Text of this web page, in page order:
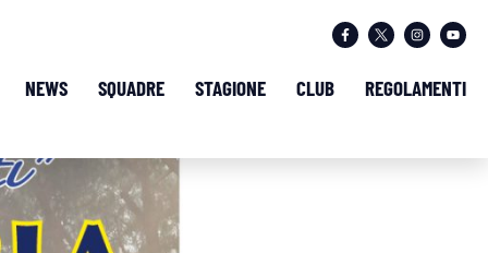
NEWS SQUADRE STAGIONE CLUB REGOLAMENTI